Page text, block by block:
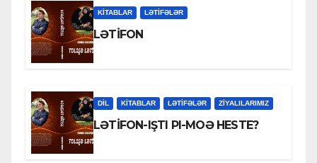
KİTABLAR LƏTIFƏLƏR
LƏTİFON
DİL KİTABLAR LƏTIFƏLƏR ZİYALILARIMIZ
LƏTİFON-IŞTI PI-MOƏ HESTE?